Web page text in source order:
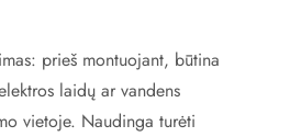
prieš montuojant, būtina
laidų ar vandens
vietoje. Naudinga turėti